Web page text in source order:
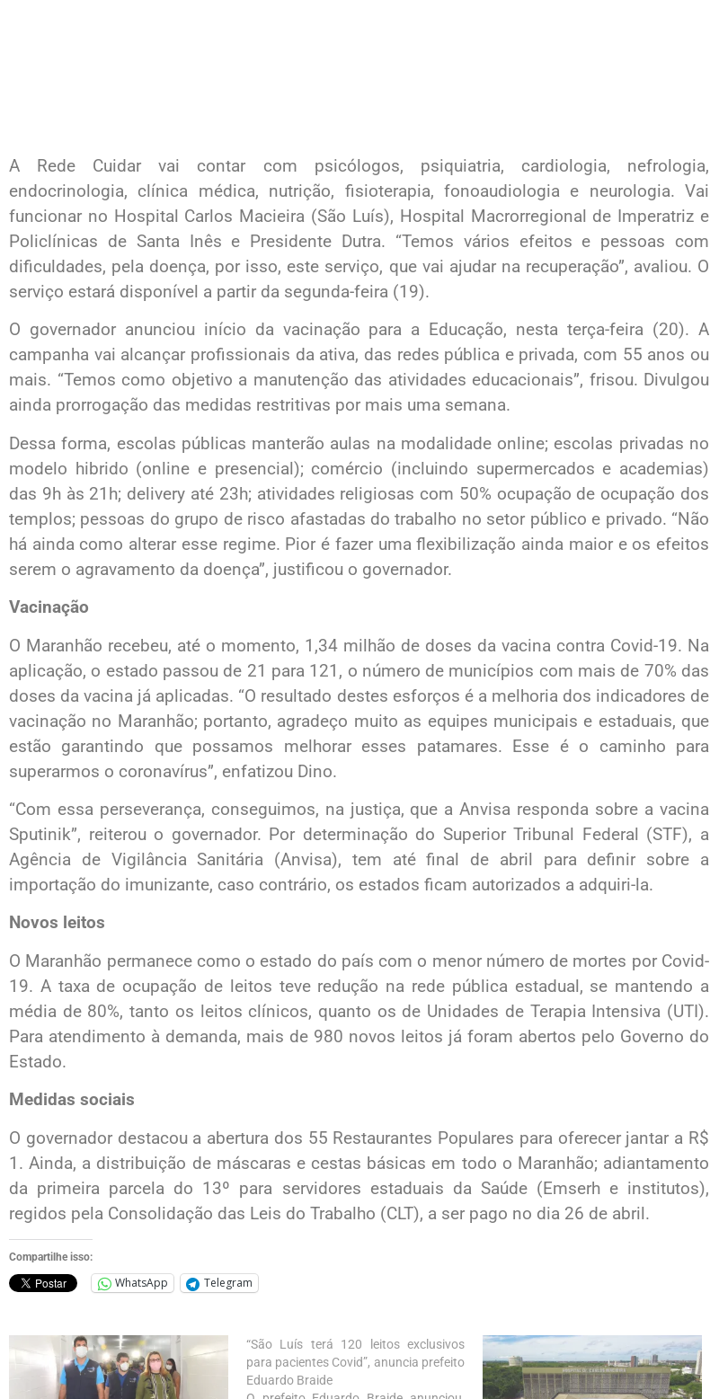
A Rede Cuidar vai contar com psicólogos, psiquiatria, cardiologia, nefrologia,
endocrinologia, clínica médica, nutrição, fisioterapia, fonoaudiologia e neurologia. Vai
funcionar no Hospital Carlos Macieira (São Luís), Hospital Macrorregional de Imperatriz e
Policlínicas de Santa Inês e Presidente Dutra. “Temos vários efeitos e pessoas com
dificuldades, pela doença, por isso, este serviço, que vai ajudar na recuperação”, avaliou. O
serviço estará disponível a partir da segunda-feira (19).
O governador anunciou início da vacinação para a Educação, nesta terça-feira (20). A
campanha vai alcançar profissionais da ativa, das redes pública e privada, com 55 anos ou
mais. “Temos como objetivo a manutenção das atividades educacionais”, frisou. Divulgou
ainda prorrogação das medidas restritivas por mais uma semana.
Dessa forma, escolas públicas manterão aulas na modalidade online; escolas privadas no
modelo hibrido (online e presencial); comércio (incluindo supermercados e academias)
das 9h às 21h; delivery até 23h; atividades religiosas com 50% ocupação de ocupação dos
templos; pessoas do grupo de risco afastadas do trabalho no setor público e privado. “Não
há ainda como alterar esse regime. Pior é fazer uma flexibilização ainda maior e os efeitos
serem o agravamento da doença”, justificou o governador.
Vacinação
O Maranhão recebeu, até o momento, 1,34 milhão de doses da vacina contra Covid-19. Na
aplicação, o estado passou de 21 para 121, o número de municípios com mais de 70% das
doses da vacina já aplicadas. “O resultado destes esforços é a melhoria dos indicadores de
vacinação no Maranhão; portanto, agradeço muito as equipes municipais e estaduais, que
estão garantindo que possamos melhorar esses patamares. Esse é o caminho para
superarmos o coronavírus”, enfatizou Dino.
“Com essa perseverança, conseguimos, na justiça, que a Anvisa responda sobre a vacina
Sputinik”, reiterou o governador. Por determinação do Superior Tribunal Federal (STF), a
Agência de Vigilância Sanitária (Anvisa), tem até final de abril para definir sobre a
importação do imunizante, caso contrário, os estados ficam autorizados a adquiri-la.
Novos leitos
O Maranhão permanece como o estado do país com o menor número de mortes por Covid-
19. A taxa de ocupação de leitos teve redução na rede pública estadual, se mantendo a
média de 80%, tanto os leitos clínicos, quanto os de Unidades de Terapia Intensiva (UTI).
Para atendimento à demanda, mais de 980 novos leitos já foram abertos pelo Governo do
Estado.
Medidas sociais
O governador destacou a abertura dos 55 Restaurantes Populares para oferecer jantar a R$
1. Ainda, a distribuição de máscaras e cestas básicas em todo o Maranhão; adiantamento
da primeira parcela do 13º para servidores estaduais da Saúde (Emserh e institutos),
regidos pela Consolidação das Leis do Trabalho (CLT), a ser pago no dia 26 de abril.
Compartilhe isso:
WhatsApp Telegram
“São Luís terá 120 leitos exclusivos
para pacientes Covid”, anuncia prefeito
Eduardo Braide